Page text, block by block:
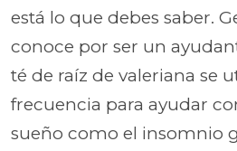
está lo que debes saber.
conoce por ser un
té de raíz de valeriana se
frecuencia para ayudar
sueño como el insomnio